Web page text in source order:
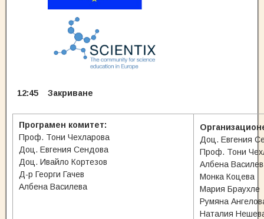
12:45 Закриване
Програмен комитет:
Проф. Тони Чехларова
Доц. Евгения Сендова
Доц. Ивайло Кортезов
Д-р Георги Гачев
Албена Василева
Доц. Евгения
Проф. Тони
Албена
Монка Коцева
Мария Браухле
Румяна
Наталия